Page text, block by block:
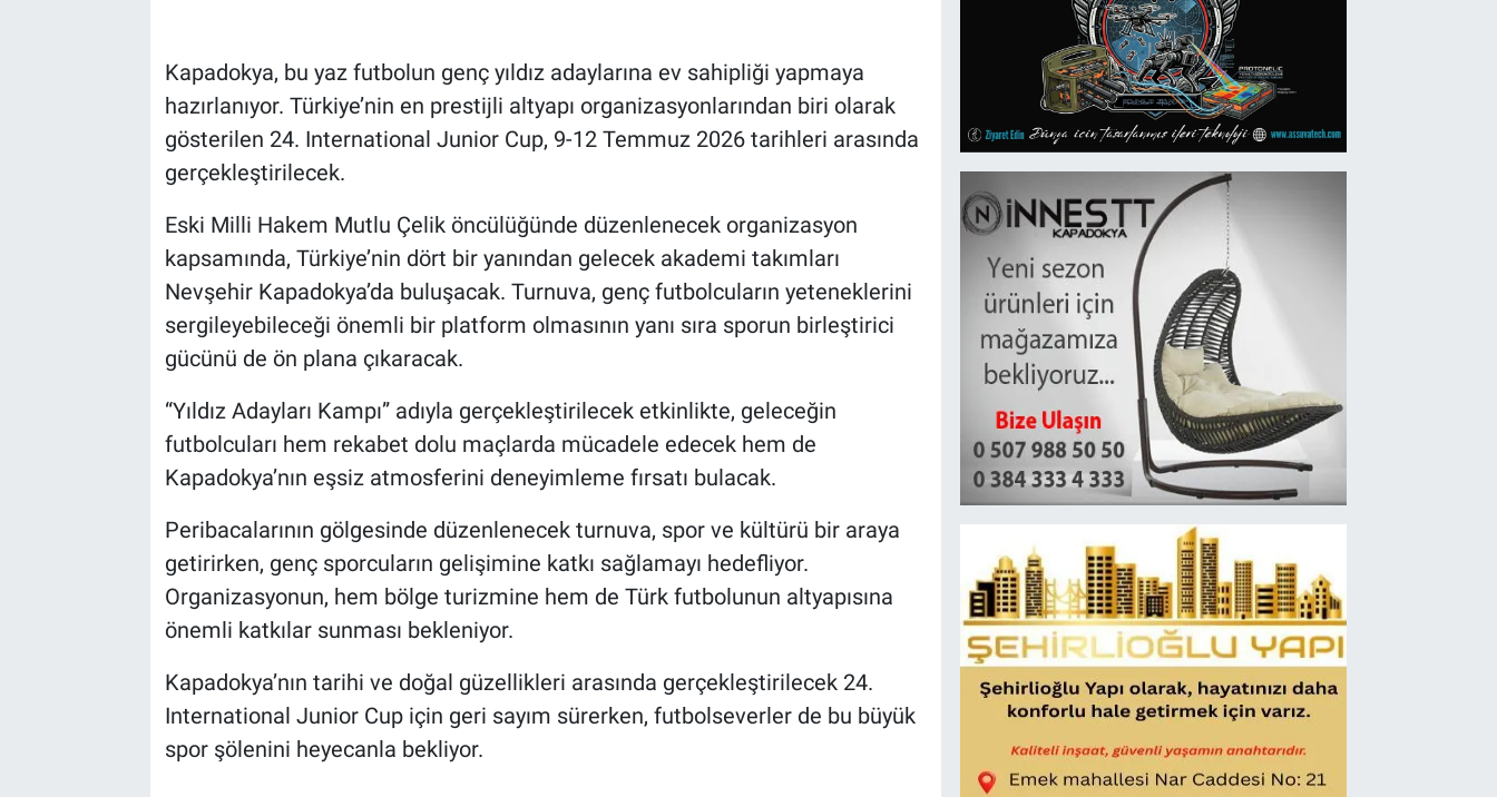
Kapadokya, bu yaz futbolun genç yıldız adaylarına ev sahipliği yapmaya
hazırlanıyor. Türkiye’nin en prestijli altyapı organizasyonlarından biri olarak
gösterilen 24. International Junior Cup, 9-12 Temmuz 2026 tarihleri arasında
gerçekleştirilecek.
Eski Milli Hakem Mutlu Çelik öncülüğünde düzenlenecek organizasyon
kapsamında, Türkiye’nin dört bir yanından gelecek akademi takımları
Nevşehir Kapadokya’da buluşacak. Turnuva, genç futbolcuların yeteneklerini
sergileyebileceği önemli bir platform olmasının yanı sıra sporun birleştirici
gücünü de ön plana çıkaracak.
“Yıldız Adayları Kampı” adıyla gerçekleştirilecek etkinlikte, geleceğin
futbolcuları hem rekabet dolu maçlarda mücadele edecek hem de
Kapadokya’nın eşsiz atmosferini deneyimleme fırsatı bulacak.
Peribacalarının gölgesinde düzenlenecek turnuva, spor ve kültürü bir araya
getirirken, genç sporcuların gelişimine katkı sağlamayı hedefliyor.
Organizasyonun, hem bölge turizmine hem de Türk futbolunun altyapısına
önemli katkılar sunması bekleniyor.
Kapadokya’nın tarihi ve doğal güzellikleri arasında gerçekleştirilecek 24.
International Junior Cup için geri sayım sürerken, futbolseverler de bu büyük
spor şölenini heyecanla bekliyor.
Kültür - Sanat